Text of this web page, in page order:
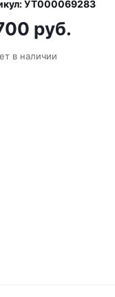
УТ000069283
руб.
в наличии